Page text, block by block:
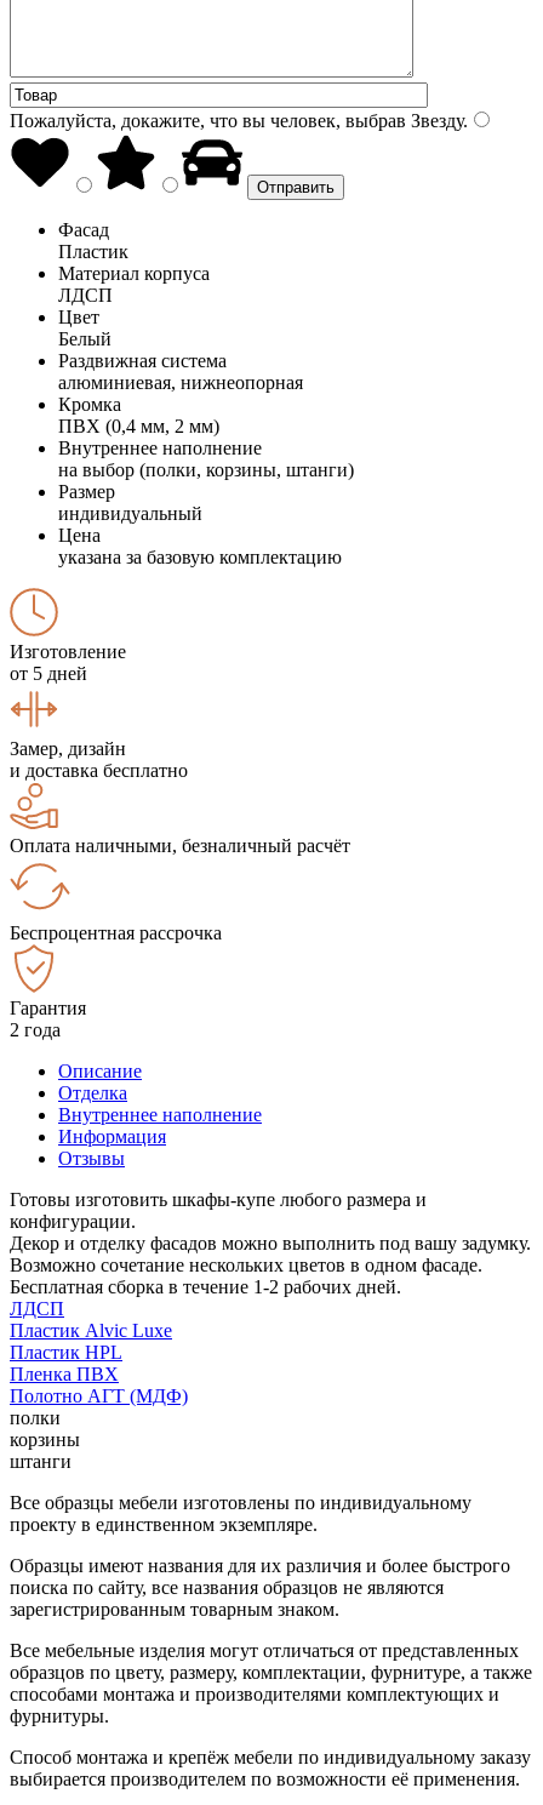
Пожалуйста, докажите, что вы человек, выбрав Звезду.
Фасад
Пластик
Материал корпуса
ЛДСП
Цвет
Белый
Раздвижная система
алюминиевая, нижнеопорная
Кромка
ПВХ (0,4 мм, 2 мм)
Внутреннее наполнение
на выбор (полки, корзины, штанги)
Размер
индивидуальный
Цена
указана за базовую комплектацию
Изготовление
от 5 дней
Замер, дизайн
и доставка бесплатно
Оплата наличными, безналичный расчёт
Беспроцентная рассрочка
Гарантия
2 года
Описание
Отделка
Внутреннее наполнение
Информация
Отзывы
Готовы изготовить шкафы-купе любого размера и
конфигурации.
Декор и отделку фасадов можно выполнить под вашу задумку.
Возможно сочетание нескольких цветов в одном фасаде.
Бесплатная сборка в течение 1-2 рабочих дней.
ЛДСП
Пластик Alvic Luxe
Пластик HPL
Пленка ПВХ
Полотно АГТ (МДФ)
полки
корзины
штанги
Все образцы мебели изготовлены по индивидуальному
проекту в единственном экземпляре.
Образцы имеют названия для их различия и более быстрого
поиска по сайту, все названия образцов не являются
зарегистрированным товарным знаком.
Все мебельные изделия могут отличаться от представленных
образцов по цвету, размеру, комплектации, фурнитуре, а также
способами монтажа и производителями комплектующих и
фурнитуры.
Способ монтажа и крепёж мебели по индивидуальному заказу
выбирается производителем по возможности её применения.